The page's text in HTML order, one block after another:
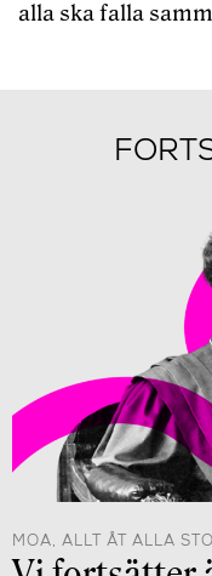
alla ska falla
MOA, ALLT ÅT ALLA